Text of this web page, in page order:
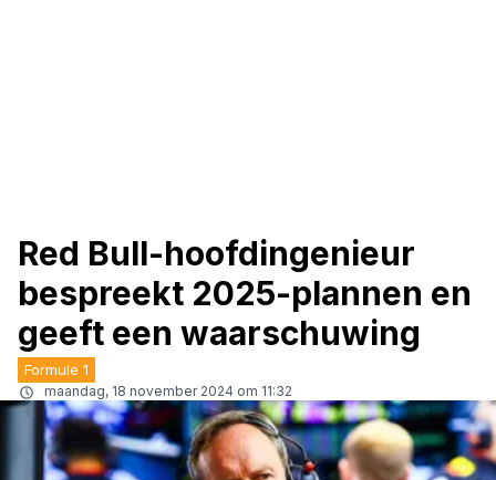
Red Bull-hoofdingenieur
bespreekt 2025-plannen en
geeft een waarschuwing
Formule 1
maandag, 18 november 2024 om 11:32